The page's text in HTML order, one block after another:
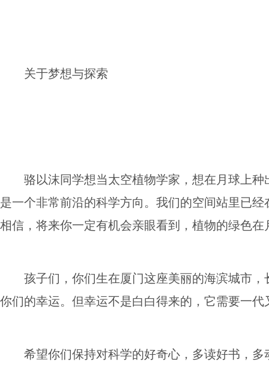
关于梦想与探索
骆以沫同学想当太空植物学家，想在月球上
是一个非常前沿的科学方向。我们的空间站里已
相信，将来你一定有机会亲眼看到，植物的绿色在
孩子们，你们生在厦门这座美丽的海滨城市
你们的幸运。但幸运不是白白得来的，它需要一
希望你们保持对科学的好奇心，多读好书，